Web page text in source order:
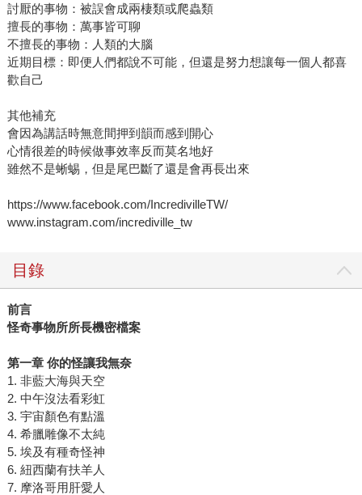
討厭的事物：被誤會成兩棲類或爬蟲類
擅長的事物：萬事皆可聊
不擅長的事物：人類的大腦
近期目標：即便人們都說不可能，但還是努力想讓每一個人都喜
歡自己
其他補充
會因為講話時無意間押到韻而感到開心
心情很差的時候做事效率反而莫名地好
雖然不是蜥蜴，但是尾巴斷了還是會再長出來
https://www.facebook.com/IncredivilleTW/
www.instagram.com/incrediville_tw
目錄
前言
怪奇事物所所長機密檔案
第一章 你的怪讓我無奈
1. 非藍大海與天空
2. 中午沒法看彩虹
3. 宇宙顏色有點溫
4. 希臘雕像不太純
5. 埃及有種奇怪神
6. 紐西蘭有扶羊人
7. 摩洛哥用肝愛人